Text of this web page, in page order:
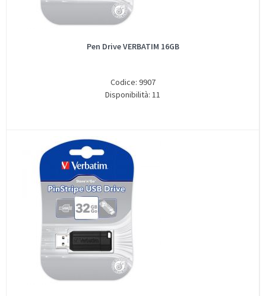
Pen Drive VERBATIM 16GB
Codice: 9907
Disponibilità: 11